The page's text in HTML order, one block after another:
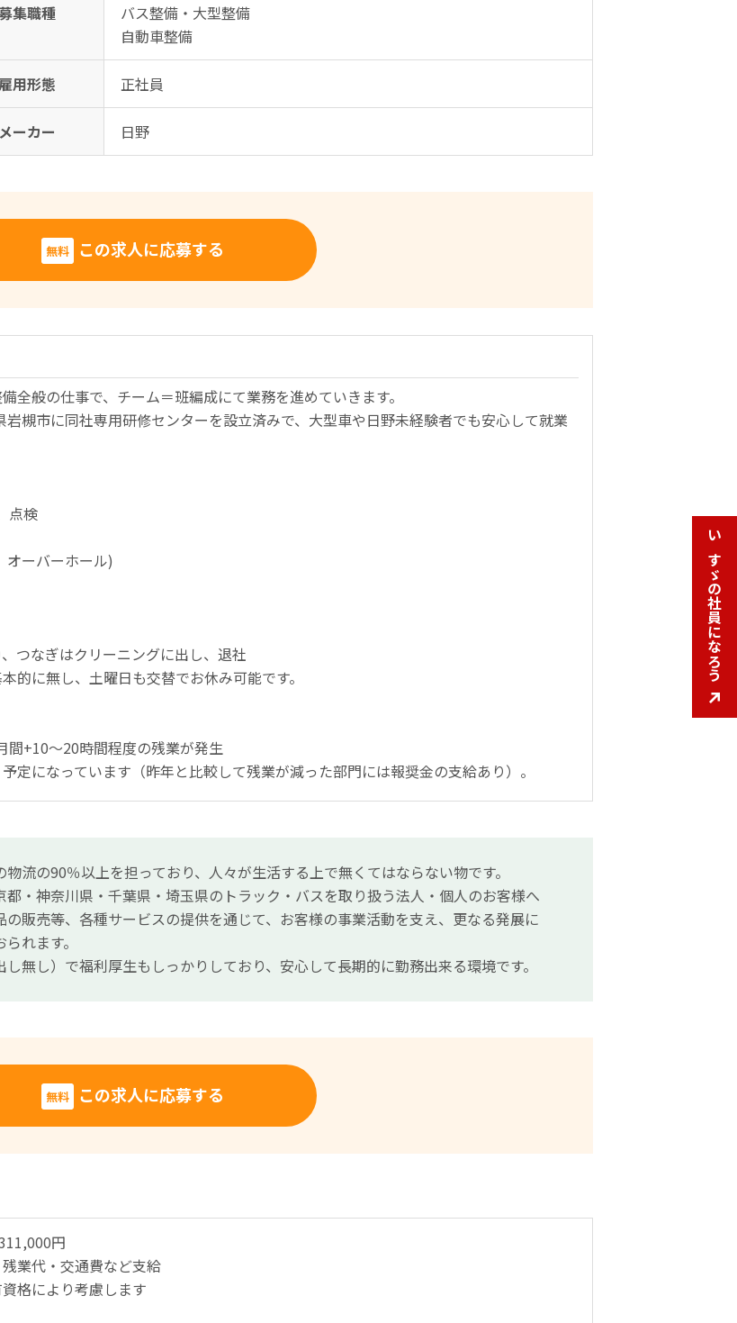
いすゞの社員になろう
いすゞの社員になろう
集職種
バス整備・大型整備
自動車整備
用形態 正社員
メーカー 日野
無料 この求人に応募する
般の仕事で、チーム＝班編成にて業務を進めていきます。
槻市に同社専用研修センターを設立済みで、大型車や日野未経験者でも安心して就業
点検
オーバーホール)
つなぎはクリーニングに出し、退社
的に無し、土曜日も交替でお休み可能です。
間+10～20時間程度の残業が発生
になっています（昨年と比較して残業が減った部門には報奨金の支給あり）。
流の90％以上を担っており、人々が生活する上で無くてはならない物です。
・神奈川県・千葉県・埼玉県のトラック・バスを取り扱う法人・個人のお客様へ
販売等、各種サービスの提供を通じて、お客様の事業活動を支え、更なる発展に
れます。
無し）で福利厚生もしっかりしており、安心して長期的に勤務出来る環境です。
無料 この求人に応募する
円
業代・交通費など支給
格により考慮します